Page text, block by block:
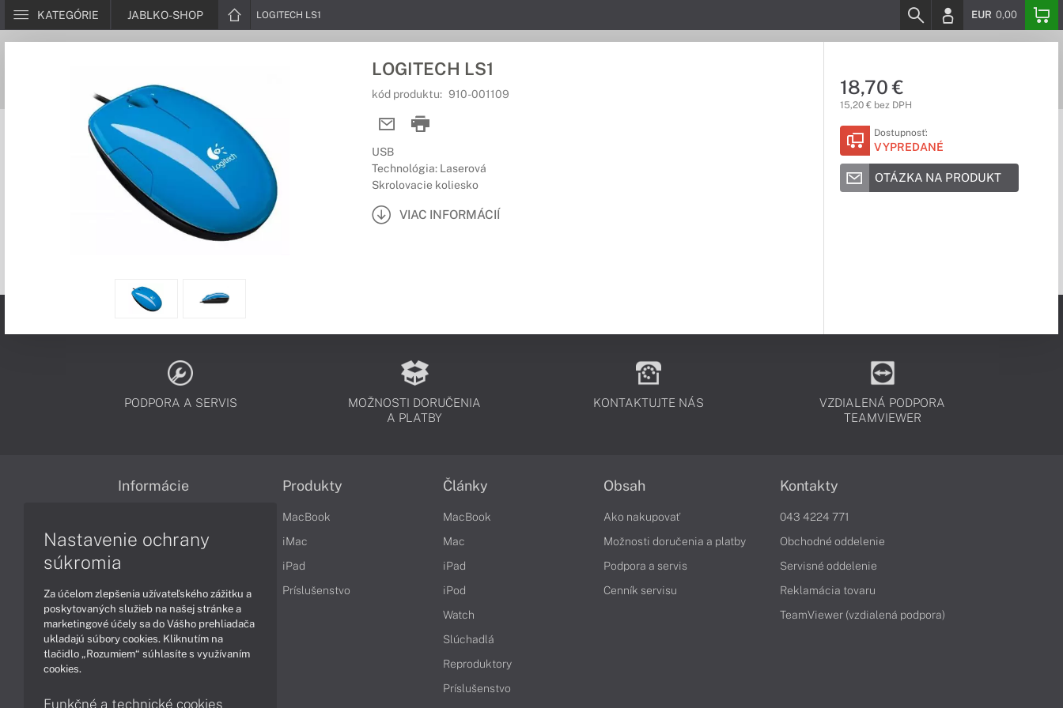
KATEGÓRIE JABLKO-SHOP LOGITECH LS1 EUR 0,00
LOGITECH LS1
kód produktu: 910-001109
USB
Technológia: Laserová
Skrolovacie koliesko
VIAC INFORMÁCIÍ
18,70 €
15,20 € bez DPH
Dostupnosť:
VYPREDANÉ
OTÁZKA NA PRODUKT
PODPORA A SERVIS
MOŽNOSTI DORUČENIA
A PLATBY
KONTAKTUJTE NÁS
VZDIALENÁ PODPORA
TEAMVIEWER
Informácie
Reklamačné podmienky
Ochrana osobných údajov
Vrátenie tovaru
Vyhlásenie o prístupnosti
Cookies
Produkty
MacBook
iMac
iPad
Príslušenstvo
Články
MacBook
Mac
iPad
iPod
Watch
Slúchadlá
Reproduktory
Príslušenstvo
Obsah
Ako nakupovať
Možnosti doručenia a platby
Podpora a servis
Cenník servisu
Kontakty
043 4224 771
Obchodné oddelenie
Servisné oddelenie
Reklamácia tovaru
TeamViewer (vzdialená podpora)
Nastavenie ochrany
súkromia
Za účelom zlepšenia užívateľského zážitku a
poskytovaných služieb na našej stránke a
marketingové účely sa do Vášho prehliadača
ukladajú súbory cookies. Kliknutím na
tlačidlo „Rozumiem“ súhlasíte s využívaním
cookies.
Funkčné a technické cookies